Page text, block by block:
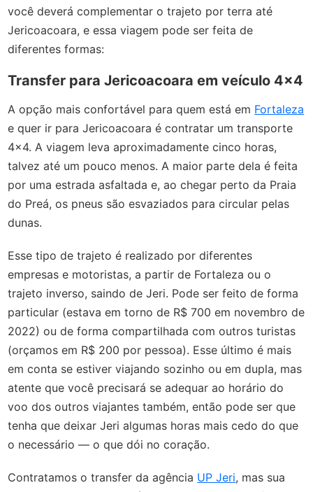
você deverá complementar o trajeto por terra até
Jericoacoara, e essa viagem pode ser feita de
diferentes formas:
Transfer para Jericoacoara em veículo 4x4
A opção mais confortável para quem está em Fortaleza
e quer ir para Jericoacoara é contratar um transporte
4x4. A viagem leva aproximadamente cinco horas,
talvez até um pouco menos. A maior parte dela é feita
por uma estrada asfaltada e, ao chegar perto da Praia
do Preá, os pneus são esvaziados para circular pelas
dunas.
Esse tipo de trajeto é realizado por diferentes
empresas e motoristas, a partir de Fortaleza ou o
trajeto inverso, saindo de Jeri. Pode ser feito de forma
particular (estava em torno de R$ 700 em novembro de
2022) ou de forma compartilhada com outros turistas
(orçamos em R$ 200 por pessoa). Esse último é mais
em conta se estiver viajando sozinho ou em dupla, mas
atente que você precisará se adequar ao horário do
voo dos outros viajantes também, então pode ser que
tenha que deixar Jeri algumas horas mais cedo do que
o necessário — o que dói no coração.
Contratamos o transfer da agência UP Jeri, mas sua